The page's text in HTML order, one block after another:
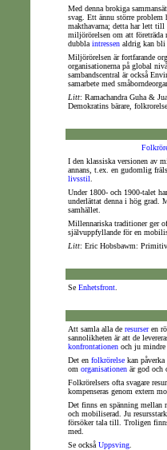
Med denna brokiga
svag. Ett ännu större
makthavarna; detta har lett
miljörörelsen om att företräda
dubbla intressen aldrig kan bli
Miljörörelsen är fortfarande
organisationerna på global
sambandscentral är också
samarbete med
Litt: Ramachandra Guha &
Demokratins bärare,
I den klassiska versionen av
annans, t.ex. en gudomlig
livsstil
Under 1800- och 1900-talet
underlättat denna i hög grad.
samhället.
Millennariska traditioner ger
självuppfyllande för en
Litt: Eric Hobsbawm:
Se Enhetsfront
Att samla alla de resurseren
sannolikheten är att de
konfrontationen och ju mindre
Det en folkrörelse kan
om organisationen är god och
Folkrörelsers ofta svagare
kompenseras genom extern
Det finns en spänning mellan
och mobiliserad. Ju
försöker tala till. Troligen
med.
Se också Uppsving